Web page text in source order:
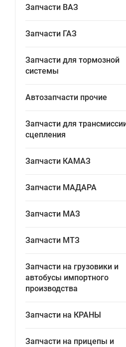
Запчасти ВАЗ
Запчасти ГАЗ
Запчасти для тормозной
системы
Автозапчасти прочие
Запчасти для
сцепления
Запчасти КАМАЗ
Запчасти МАДАРА
Запчасти МАЗ
Запчасти МТЗ
Запчасти на грузовики и
автобусы импортного
производства
Запчасти на КРАНЫ
Запчасти на прицепы и